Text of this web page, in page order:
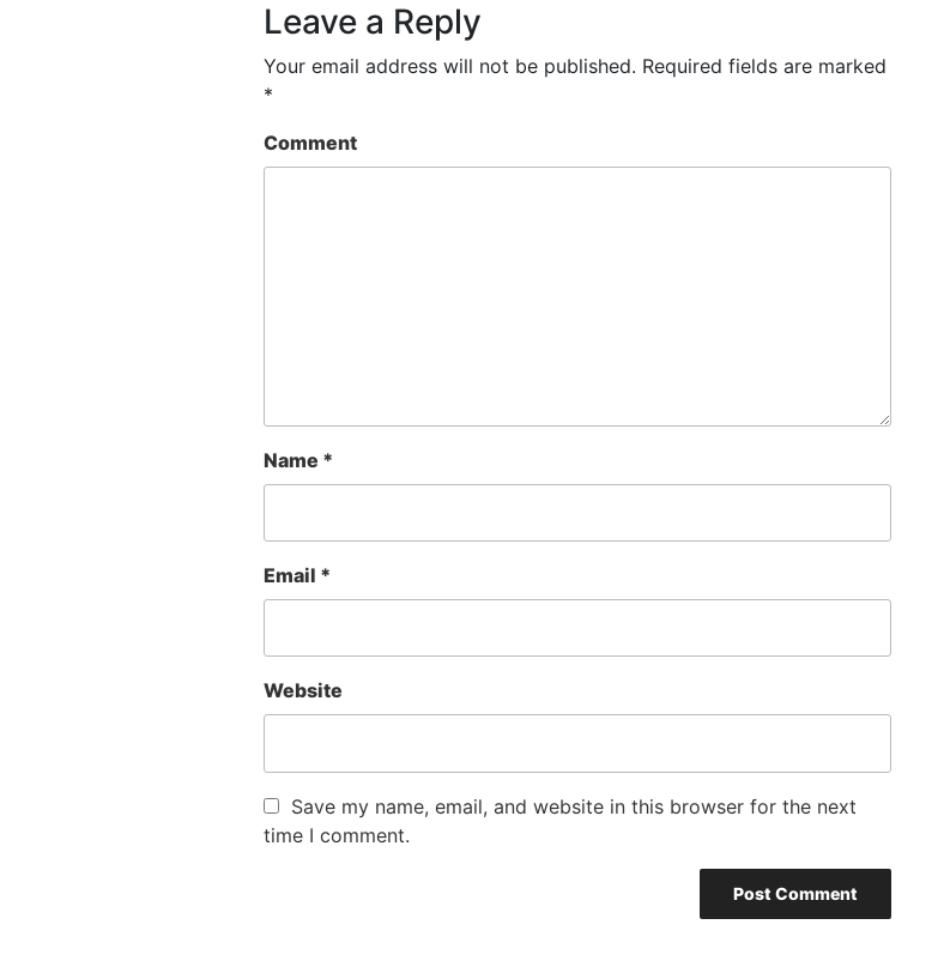
Leave a Reply
Your email address will not be published. Required fields are marked
*
Comment
Name *
Email *
Website
Save my name, email, and website in this browser for the next
time I comment.